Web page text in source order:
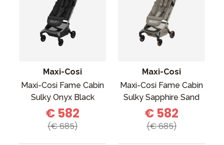
Maxi-Cosi
Maxi-Cosi Fame Cabin
Sulky Onyx Black
€ 582
(€ 685)
Maxi-Cosi
Maxi-Cosi Fame Cabin
Sulky Sapphire Sand
€ 582
(€ 685)